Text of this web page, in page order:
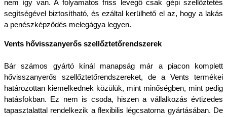
nem így van. A folyamatos friss levegő csak gépi szellőztetés
segítségével biztosítható, és ezáltal kerülhető el az, hogy a lakás
a penészképződés melegágya legyen.
Vents hővisszanyerős szellőztetőrendszerek
Bár számos gyártó kínál manapság már a piacon komplett
hővisszanyerős szellőztetőrendszereket, de a Vents termékei
határozottan kiemelkednek közülük, mint minőségben, mint pedig
hatásfokban. Ez nem is csoda, hiszen a vállalkozás évtizedes
tapasztalattal rendelkezik a flexibilis légcsatorna gyártásában. De